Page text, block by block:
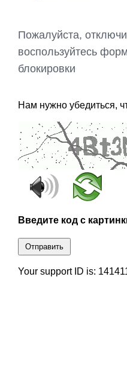
Пожалуйста,
воспользуйтесь
блокировки
Нам нужно убедиться,
Введите код с
Отправить
Your support ID is: